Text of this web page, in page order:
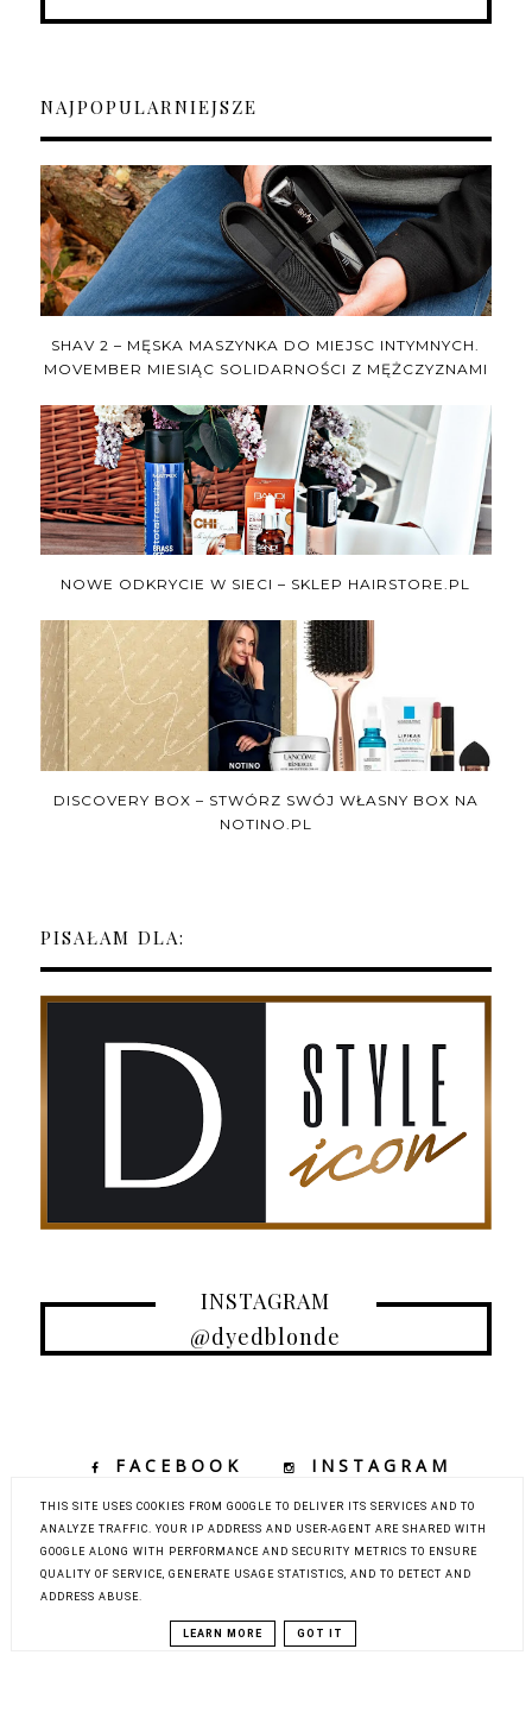
NAJPOPULARNIEJSZE
SHAV 2 – MĘSKA MASZYNKA DO MIEJSC INTYMNYCH.
MOVEMBER MIESIĄC SOLIDARNOŚCI Z MĘŻCZYZNAMI
NOWE ODKRYCIE W SIECI – SKLEP HAIRSTORE.PL
DISCOVERY BOX – STWÓRZ SWÓJ WŁASNY BOX NA
NOTINO.PL
PISAŁAM DLA:
INSTAGRAM
@dyedblonde
FACEBOOK
INSTAGRAM
TIKTOK
YOUTUBE
COPYRIGHT ©
BLOG DESIGN: KAROGRAFIA.PL
THIS SITE USES COOKIES FROM GOOGLE TO DELIVER ITS SERVICES AND TO
ANALYZE TRAFFIC. YOUR IP ADDRESS AND USER-AGENT ARE SHARED WITH
GOOGLE ALONG WITH PERFORMANCE AND SECURITY METRICS TO ENSURE
QUALITY OF SERVICE, GENERATE USAGE STATISTICS, AND TO DETECT AND
ADDRESS ABUSE.
LEARN MORE GOT IT